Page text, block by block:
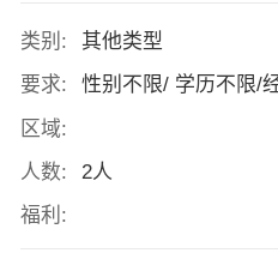
类别:
其他类型
要求:
性别不限/ 学历不限/
区域:
人数:
2人
福利: